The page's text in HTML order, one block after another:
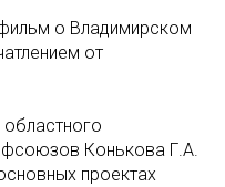
о Владимирском
от
Конькова Г.А.
проектах